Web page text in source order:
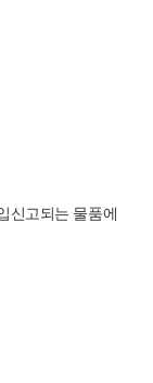
신고되는 물품에